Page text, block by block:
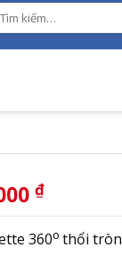
₫.
₫
hiện
tại
360o thổi tròn